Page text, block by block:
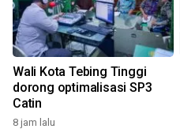
Wali Kota Tebing Tinggi
dorong optimalisasi SP3
Catin
8 jam lalu